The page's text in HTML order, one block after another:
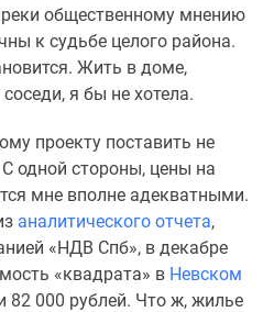
общественному мнению
к судьбе целого района.
Жить в доме,
я бы не хотела.
проекту поставить не
одной стороны, цены на
мне вполне адекватными.
аналитического отчета,
«НДВ Спб», в декабре
«квадрата» в Невском
82 000 рублей. Что ж, жилье